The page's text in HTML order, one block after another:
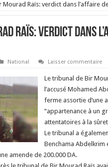
Mourad Raïs: verdict dans l’affaire
Raïs: verdict dans
National Laisser commentaire
Le tribunal de Bir
l’accusé Mohamed
ferme assortie d’une
“appartenance à un
attentatoires à la
Le tribunal a
Benchama Abdelkrim
amende de 200.000 DA.